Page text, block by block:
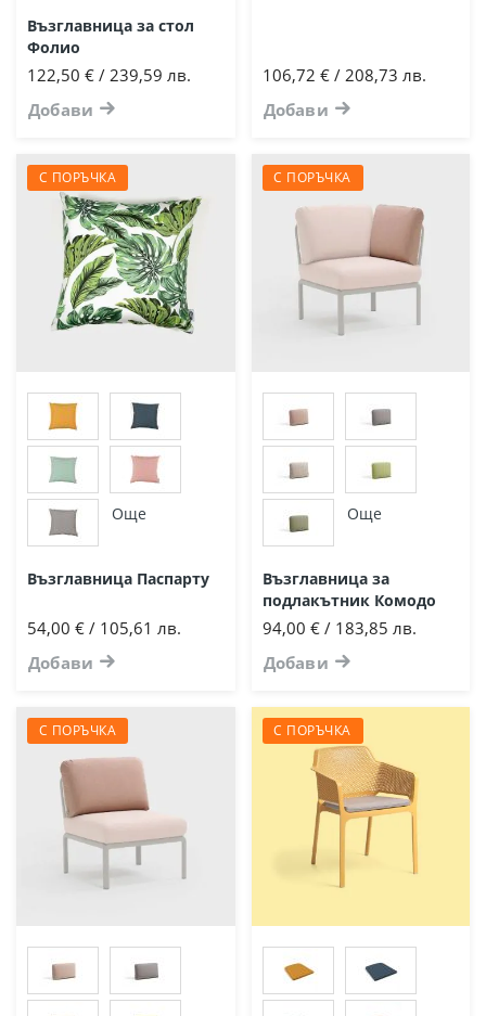
Възглавница за стол
Фолио
122,50 € / 239,59 лв.
Добави
106,72 € / 208,73 лв.
Добави
С ПОРЪЧКА
Още
Възглавница Паспарту
54,00 € / 105,61 лв.
Добави
С ПОРЪЧКА
Още
Възглавница за
подлакътник Комодо
94,00 € / 183,85 лв.
Добави
С ПОРЪЧКА С ПОРЪЧКА